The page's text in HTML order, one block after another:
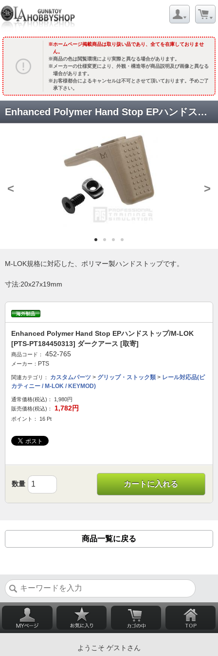
ホームページ掲載商品は取り扱い品であり、全てを在庫しておりませ
ん。
商品の色は閲覧環境により実際と異なる場合があります。
メーカーの仕様変更により、外観・構造等が商品説明及び画像と異なる
場合があります。
お客様都合によるキャンセルは不可とさせて頂いております。予めご了
承下さい。
Enhanced Polymer Hand Stop EPハンドストップ/M-LOK [PTS-PT184450313] ダークアース [取寄]
< >
M-LOK規格に対応した、ポリマー製ハンドストップです。
寸法:20x27x19mm
Enhanced Polymer Hand Stop EPハンドストップ/M-LOK
[PTS-PT184450313] ダークアース [取寄]
商品コード： 452-765
メーカー： PTS
関連カテゴリ： カスタムパーツ > グリップ・ストック類 > レール対応品(ピ
カティニー / M-LOK / KEYMOD)
通常価格(税込)：
1,980円
販売価格(税込)：
1,782円
ポイント： 16 Pt
数量 カートに入れる
商品一覧に戻る
ようこそ ゲストさん